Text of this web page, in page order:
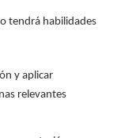
tendrá habilidades
y aplicar
relevantes